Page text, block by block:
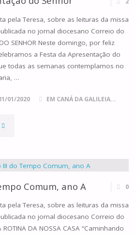
pela Teresa, sobre as leituras da missa
no jornal diocesano Correio do
SENHOR Neste domingo, por feliz
a Festa da Apresentação do
todas as semanas contemplamos no
…
01/2020 EM CANÁ DA GALILEIA...
Comum, ano A 0
pela Teresa, sobre as leituras da missa
no jornal diocesano Correio do
ROTINA DA NOSSA CASA “Caminhando